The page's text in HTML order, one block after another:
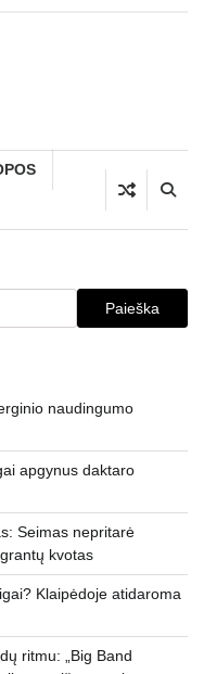
Paieška
naudingumo
apgynus daktaro
Seimas nepritarė
kvotas
Klaipėdoje atidaroma
ritmu: „Big Band